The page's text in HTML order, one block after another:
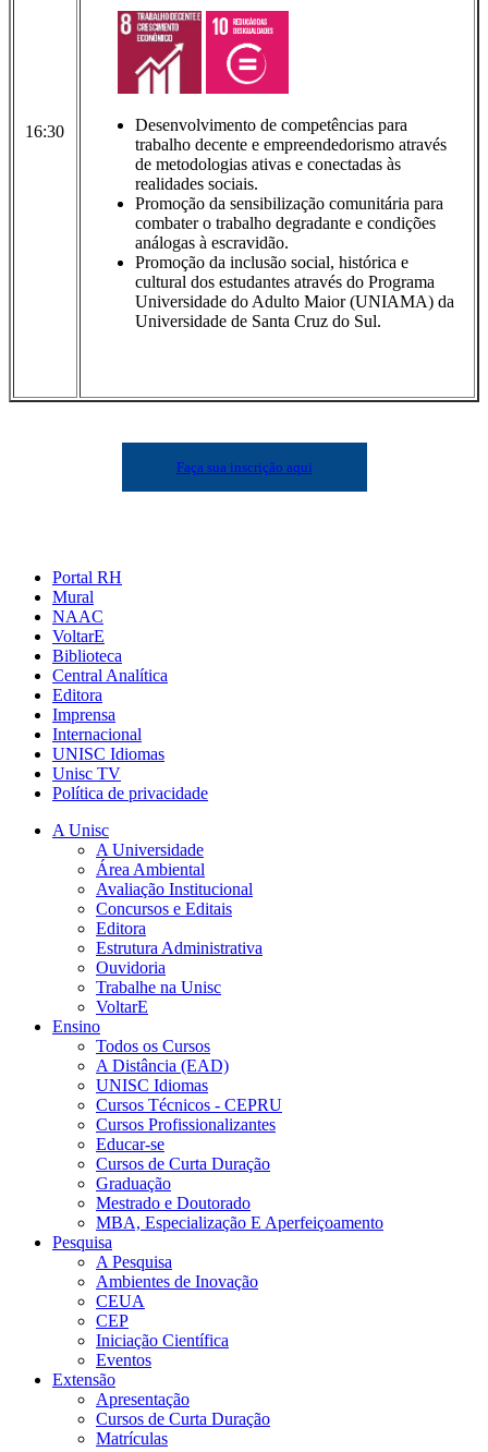
16:30
Desenvolvimento de competências para
trabalho decente e empreendedorismo através
de metodologias ativas e conectadas às
realidades sociais.
Promoção da sensibilização comunitária para
combater o trabalho degradante e condições
análogas à escravidão.
Promoção da inclusão social, histórica e
cultural dos estudantes através do Programa
Universidade do Adulto Maior (UNIAMA) da
Universidade de Santa Cruz do Sul.
Faça sua inscrição aqui
Portal RH
Mural
NAAC
VoltarE
Biblioteca
Central Analítica
Editora
Imprensa
Internacional
UNISC Idiomas
Unisc TV
Política de privacidade
A Unisc
A Universidade
Área Ambiental
Avaliação Institucional
Concursos e Editais
Editora
Estrutura Administrativa
Ouvidoria
Trabalhe na Unisc
VoltarE
Ensino
Todos os Cursos
A Distância (EAD)
UNISC Idiomas
Cursos Técnicos - CEPRU
Cursos Profissionalizantes
Educar-se
Cursos de Curta Duração
Graduação
Mestrado e Doutorado
MBA, Especialização E Aperfeiçoamento
Pesquisa
A Pesquisa
Ambientes de Inovação
CEUA
CEP
Iniciação Científica
Eventos
Extensão
Apresentação
Cursos de Curta Duração
Matrículas